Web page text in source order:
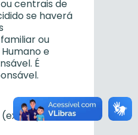
centrais de
se haverá
ou
e
É
suspeitas de